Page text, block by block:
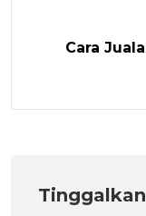
Cara